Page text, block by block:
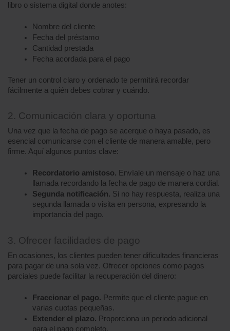
libro o sistema digital donde anotes:
Nombre del cliente
Fecha del préstamo
Cantidad prestada
Fecha acordada para el pago
Tener un control claro y ordenado te permitirá recordar
fácilmente a quién debes cobrar y cuándo.
2. Comunicación clara y oportuna
Una vez que la fecha de pago se acerque o haya pasado, es
esencial comunicarse con el cliente de manera amable, pero
firme. Aquí algunos puntos clave:
Recordatorio amistoso. Envíale un mensaje o haz una
llamada recordando la fecha de pago de manera cordial.
Segunda notificación. Si no hay respuesta, realiza una
segunda llamada o visita en persona, expresando la
importancia del pago.
3. Ofrecer facilidades de pago
En ocasiones, los clientes pueden tener dificultades financieras
para pagar de una sola vez. Ofrecer opciones como pagos
parciales puede facilitar la recuperación del dinero:
Fraccionar el pago. Permite que el cliente pague en
varias cuotas pequeñas.
Extender el plazo. Proporciona un periodo adicional
para el pago completo.